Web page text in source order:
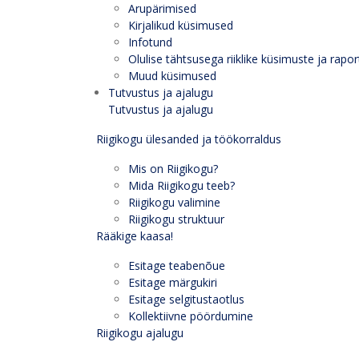
Arupärimised
Kirjalikud küsimused
Infotund
Olulise tähtsusega riiklike küsimuste ja
Muud küsimused
Tutvustus ja ajalugu
Tutvustus ja ajalugu
Riigikogu ülesanded ja töökorraldus
Mis on Riigikogu?
Mida Riigikogu teeb?
Riigikogu valimine
Riigikogu struktuur
Rääkige kaasa!
Esitage teabenõue
Esitage märgukiri
Esitage selgitustaotlus
Kollektiivne pöördumine
Riigikogu ajalugu